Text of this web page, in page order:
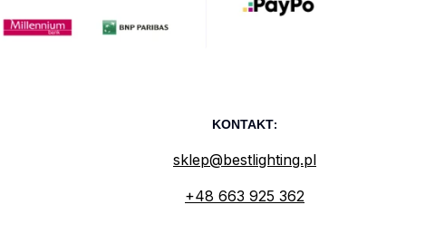
KONTAKT:
sklep@bestlighting.pl
+48 663 925 362